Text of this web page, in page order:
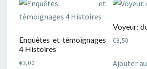
Enquêtes et témoignages
4 Histoires
€3,00
Voyeur:
€3,50
Ajouter